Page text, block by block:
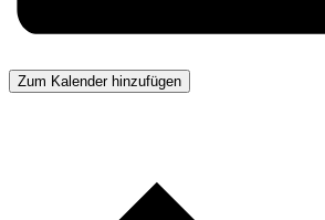
Zum Kalender hinzufügen